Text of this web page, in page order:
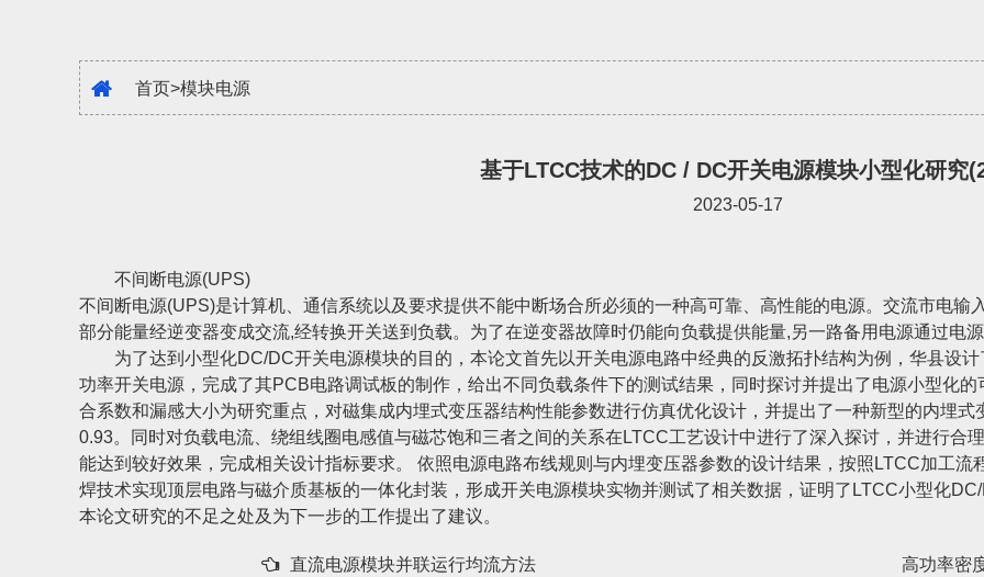
首页>模块电源
基于LTCC技术的DC / DC开关电源模块小型化研究
2023-05-17
不间断电源(UPS)
不间断电源(UPS)是计算机、通信系统以及要求提供不能中断场合所必须的一种高可靠、高性能的电源。交流市电输
部分能量经逆变器变成交流,经转换开关送到负载。为了在逆变器故障时仍能向负载提供能量,另一路备用电源通过电
为了达到小型化DC/DC开关电源模块的目的，本论文首先以开关电源电路中经典的反激拓扑结构为例，华县设
功率开关电源，完成了其PCB电路调试板的制作，给出不同负载条件下的测试结果，同时探讨并提出了电源小型化
合系数和漏感大小为研究重点，对磁集成内埋式变压器结构性能参数进行仿真优化设计，并提出了一种新型的内埋
0.93。同时对负载电流、绕组线圈电感值与磁芯饱和三者之间的关系在LTCC工艺设计中进行了深入探讨，并进行合
能达到较好效果，完成相关设计指标要求。 依照电源电路布线规则与内埋变压器参数的设计结果，按照LTCC加工
焊技术实现顶层电路与磁介质基板的一体化封装，形成开关电源模块实物并测试了相关数据，证明了LTCC小型化
本论文研究的不足之处及为下一步的工作提出了建议。
直流电源模块并联运行均流方法 高功率密